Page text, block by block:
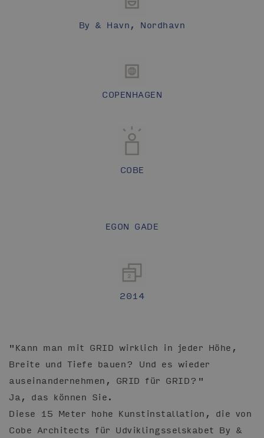
By & Havn, Nordhavn
COPENHAGEN
COBE
EGON GADE
2014
"Kann man mit GRID wirklich in jeder Höhe,
Breite und Tiefe bauen? Und es wieder
auseinandernehmen, GRID für GRID?"
Ja, das können Sie.
Diese 15 Meter hohe Kunstinstallation, die von
Cobe Architects für Udviklingsselskabet By &